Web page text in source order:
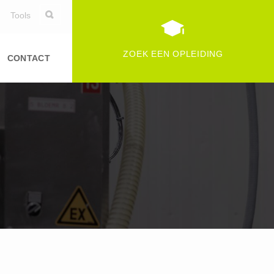
Tools
CONTACT ZOEK EEN OPLEIDING